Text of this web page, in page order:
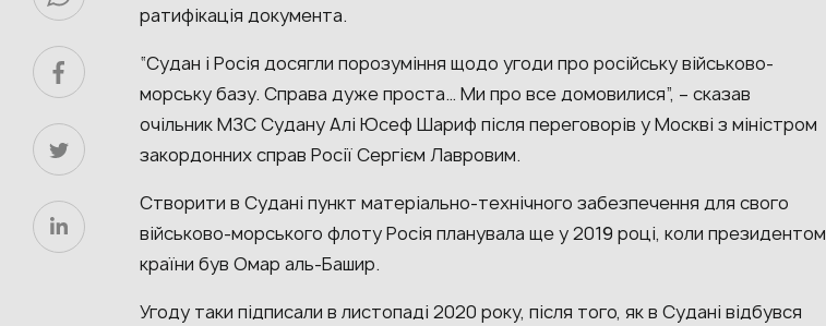
ратифікація документа.
“Судан і Росія досягли порозуміння щодо угоди про російську військово-
морську базу. Справа дуже проста… Ми про все домовилися”, – сказав
очільник МЗС Судану Алі Юсеф Шариф після переговорів у Москві з міністром
закордонних справ Росії Сергієм Лавровим.
Створити в Судані пункт матеріально-технічного забезпечення для свого
військово-морського флоту Росія планувала ще у 2019 році, коли президентом
країни був Омар аль-Башир.
Угоду таки підписали в листопаді 2020 року, після того, як в Судані відбувся